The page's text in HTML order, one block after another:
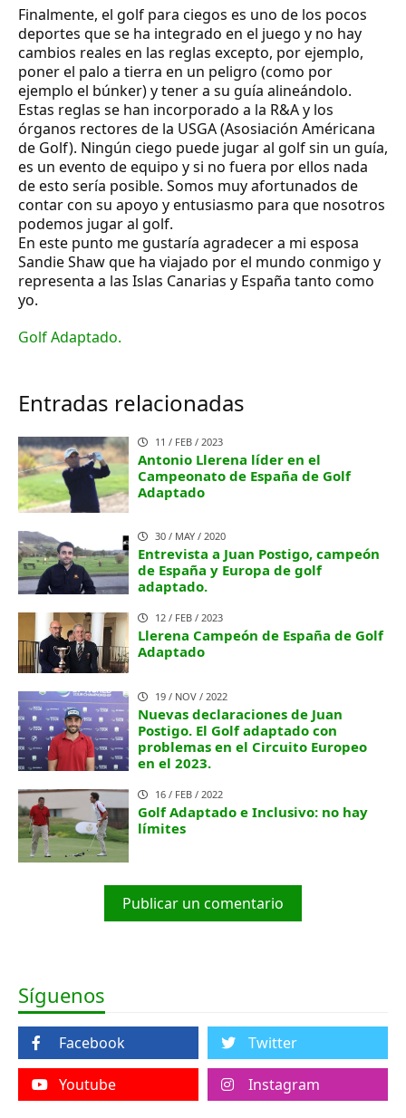
Finalmente, el golf para ciegos es uno de los pocos
deportes que se ha integrado en el juego y no hay
cambios reales en las reglas excepto, por ejemplo,
poner el palo a tierra en un peligro (como por
ejemplo el búnker) y tener a su guía alineándolo.
Estas reglas se han incorporado a la R&Ay los
órganos rectores de la USGA(Asosiación Américana
de Golf). Ningún ciego puede jugar al golf sin un guía,
es un evento de equipo y si no fuera por ellos nada
de esto sería posible. Somos muy afortunados de
contar con su apoyo y entusiasmo para que nosotros
podemos jugar al golf.
En este punto me gustaría agradecer a mi esposa
Sandie Shaw que ha viajado por el mundo conmigo y
representa a las Islas Canarias y España tanto como
yo.
Golf Adaptado.
Entradas relacionadas
11 / FEB / 2023
Antonio Llerena líder en el
Campeonato de España de Golf
Adaptado
30 / MAY / 2020
Entrevista a Juan Postigo, campeón
de España y Europa de golf
adaptado.
12 / FEB / 2023
Llerena Campeón de España de Golf
Adaptado
19 / NOV / 2022
Nuevas declaraciones de Juan
Postigo. El Golf adaptado con
problemas en el Circuito Europeo
en el 2023.
16 / FEB / 2022
Golf Adaptado e Inclusivo: no hay
límites
Publicar un comentario
Síguenos
Facebook Twitter
Youtube Instagram